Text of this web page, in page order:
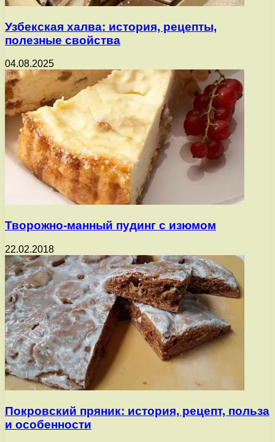
Узбекская халва: история, рецепты,
полезные свойства
04.08.2025
Творожно-манный пудинг с изюмом
22.02.2018
Покровский пряник: история, рецепт, польза
и особенности